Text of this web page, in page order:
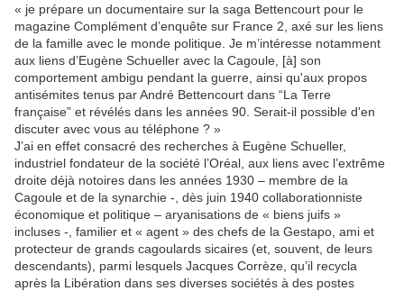
« je prépare un documentaire sur la saga Bettencourt pour le
magazine Complément d’enquête sur France 2, axé sur les liens
de la famille avec le monde politique. Je m’intéresse notamment
aux liens d’Eugène Schueller avec la Cagoule, [à] son
comportement ambigu pendant la guerre, ainsi qu'aux propos
antisémites tenus par André Bettencourt dans “La Terre
française” et révélés dans les années 90. Serait-il possible d'en
discuter avec vous au téléphone ? »
J’ai en effet consacré des recherches à Eugène Schueller,
industriel fondateur de la société l’Oréal, aux liens avec l’extrême
droite déjà notoires dans les années 1930 – membre de la
Cagoule et de la synarchie ‑, dès juin 1940 collaborationniste
économique et politique – aryanisations de « biens juifs »
incluses ‑, familier et « agent » des chefs de la Gestapo, ami et
protecteur de grands cagoulards sicaires (et, souvent, de leurs
descendants), parmi lesquels Jacques Corrèze, qu’il recycla
après la Libération dans ses diverses sociétés à des postes